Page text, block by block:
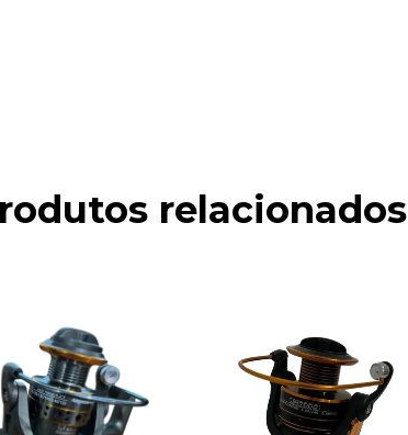
relacionados